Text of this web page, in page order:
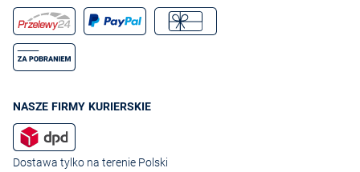
NASZE FIRMY KURIERSKIE
Dostawa tylko na terenie Polski